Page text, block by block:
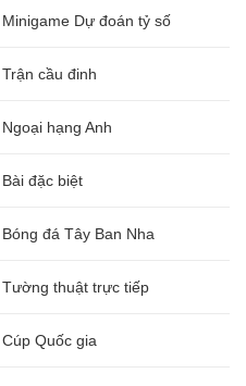
Minigame Dự đoán tỷ số
Trận cầu đinh
Ngoại hạng Anh
Bài đặc biệt
Bóng đá Tây Ban Nha
Tường thuật trực tiếp
Cúp Quốc gia